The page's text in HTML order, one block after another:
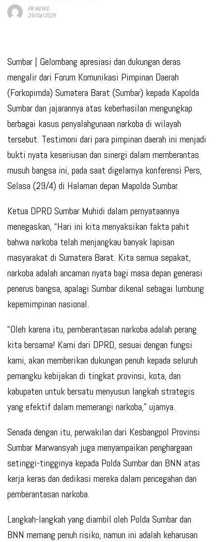
PR NEWS
29/04/2025
Sumbar | Gelombang apresiasi dan dukungan deras
mengalir dari Forum Komunikasi Pimpinan Daerah
(Forkopimda) Sumatera Barat (Sumbar) kepada Kapolda
Sumbar dan jajarannya atas keberhasilan mengungkap
berbagai kasus penyalahgunaan narkoba di wilayah
tersebut. Testimoni dari para pimpinan daerah ini menjadi
bukti nyata keseriusan dan sinergi dalam memberantas
musuh bangsa ini, pada saat digelarnya konferensi Pers,
Selasa (29/4) di Halaman depan Mapolda Sumbar.
Ketua DPRD Sumbar Muhidi dalam pernyataannya
menegaskan, “Hari ini kita menyaksikan fakta pahit
bahwa narkoba telah menjangkau banyak lapisan
masyarakat di Sumatera Barat. Kita semua sepakat,
narkoba adalah ancaman nyata bagi masa depan generasi
penerus bangsa, apalagi Sumbar dikenal sebagai lumbung
kepemimpinan nasional.
“Oleh karena itu, pemberantasan narkoba adalah perang
kita bersama! Kami dari DPRD, sesuai dengan fungsi
kami, akan memberikan dukungan penuh kepada seluruh
pemangku kebijakan di tingkat provinsi, kota, dan
kabupaten untuk bersatu menyusun langkah strategis
yang efektif dalam memerangi narkoba,” ujarnya.
Senada dengan itu, perwakilan dari Kesbangpol Provinsi
Sumbar Marwansyah juga menyampaikan penghargaan
setinggi-tingginya kepada Polda Sumbar dan BNN atas
kerja keras dan dedikasi mereka dalam pencegahan dan
pemberantasan narkoba.
Langkah-langkah yang diambil oleh Polda Sumbar dan
BNN memang penuh risiko, namun ini adalah keharusan